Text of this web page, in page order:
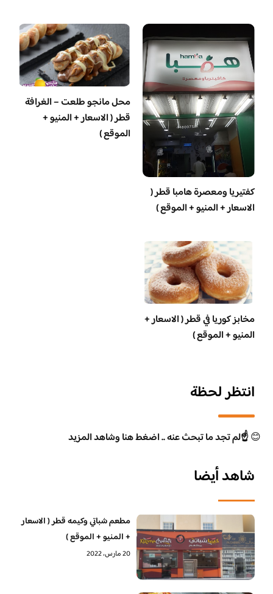
‏كفتيريا ومعصرة هامبا قطر (
الاسعار + المنيو + الموقع )
محل مانجو طلعت – الغرافة
قطر ( الاسعار + المنيو +
الموقع )
مخابز كوريا في قطر ( الاسعار +
المنيو + الموقع )
انتظر لحظة
😊☝️لم تجد ما تبحث عنه .. اضغط هنا وشاهد المزيد
شاهد أيضا
مطعم شباتي وكيمه قطر ( الاسعار
+ المنيو + الموقع )
20 مارس، 2022